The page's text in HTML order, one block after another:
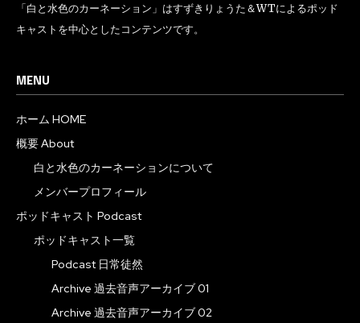
「白と水色のカーネーション」はすずきりょうた＆WTによるポッド
キャストを中心としたコンテンツです。
MENU
ホーム HOME
概要 About
白と水色のカーネーションについて
メンバープロフィール
ポッドキャスト Podcast
ポッドキャスト一覧
Podcast 日常徒然
Archive 過去音声アーカイブ 01
Archive 過去音声アーカイブ 02